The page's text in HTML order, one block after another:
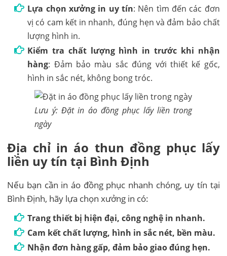
Lựa chọn xưởng in uy tín: Nên tìm đến các đơn
vị có cam kết in nhanh, đúng hẹn và đảm bảo chất
lượng hình in.
Kiểm tra chất lượng hình in trước khi nhận
hàng: Đảm bảo màu sắc đúng với thiết kế gốc,
hình in sắc nét, không bong tróc.
Lưu ý: Đặt in áo đồng phục lấy liền trong
ngày
Địa chỉ in áo thun đồng phục lấy
liền uy tín tại Bình Định
Nếu bạn cần in áo đồng phục nhanh chóng, uy tín tại
Bình Định, hãy lựa chọn xưởng in có:
Trang thiết bị hiện đại, công nghệ in nhanh.
Cam kết chất lượng, hình in sắc nét, bền màu.
Nhận đơn hàng gấp, đảm bảo giao đúng hẹn.